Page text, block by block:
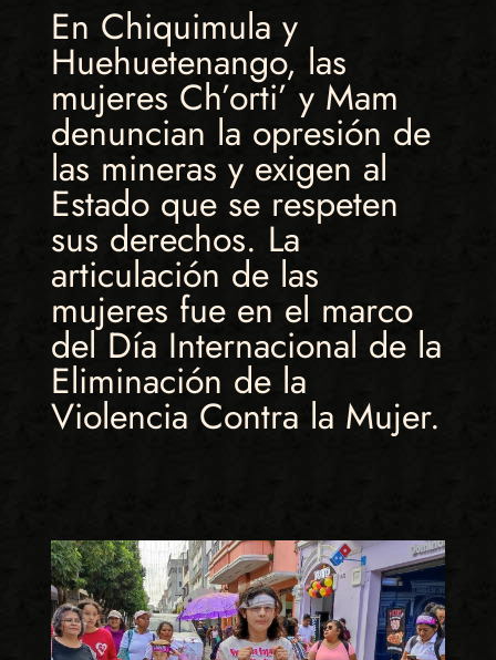
En Chiquimula y
Huehuetenango, las
mujeres Ch’orti’ y Mam
denuncian la opresión de
las mineras y exigen al
Estado que se respeten
sus derechos. La
articulación de las
mujeres fue en el marco
del Día Internacional de la
Eliminación de la
Violencia Contra la Mujer.